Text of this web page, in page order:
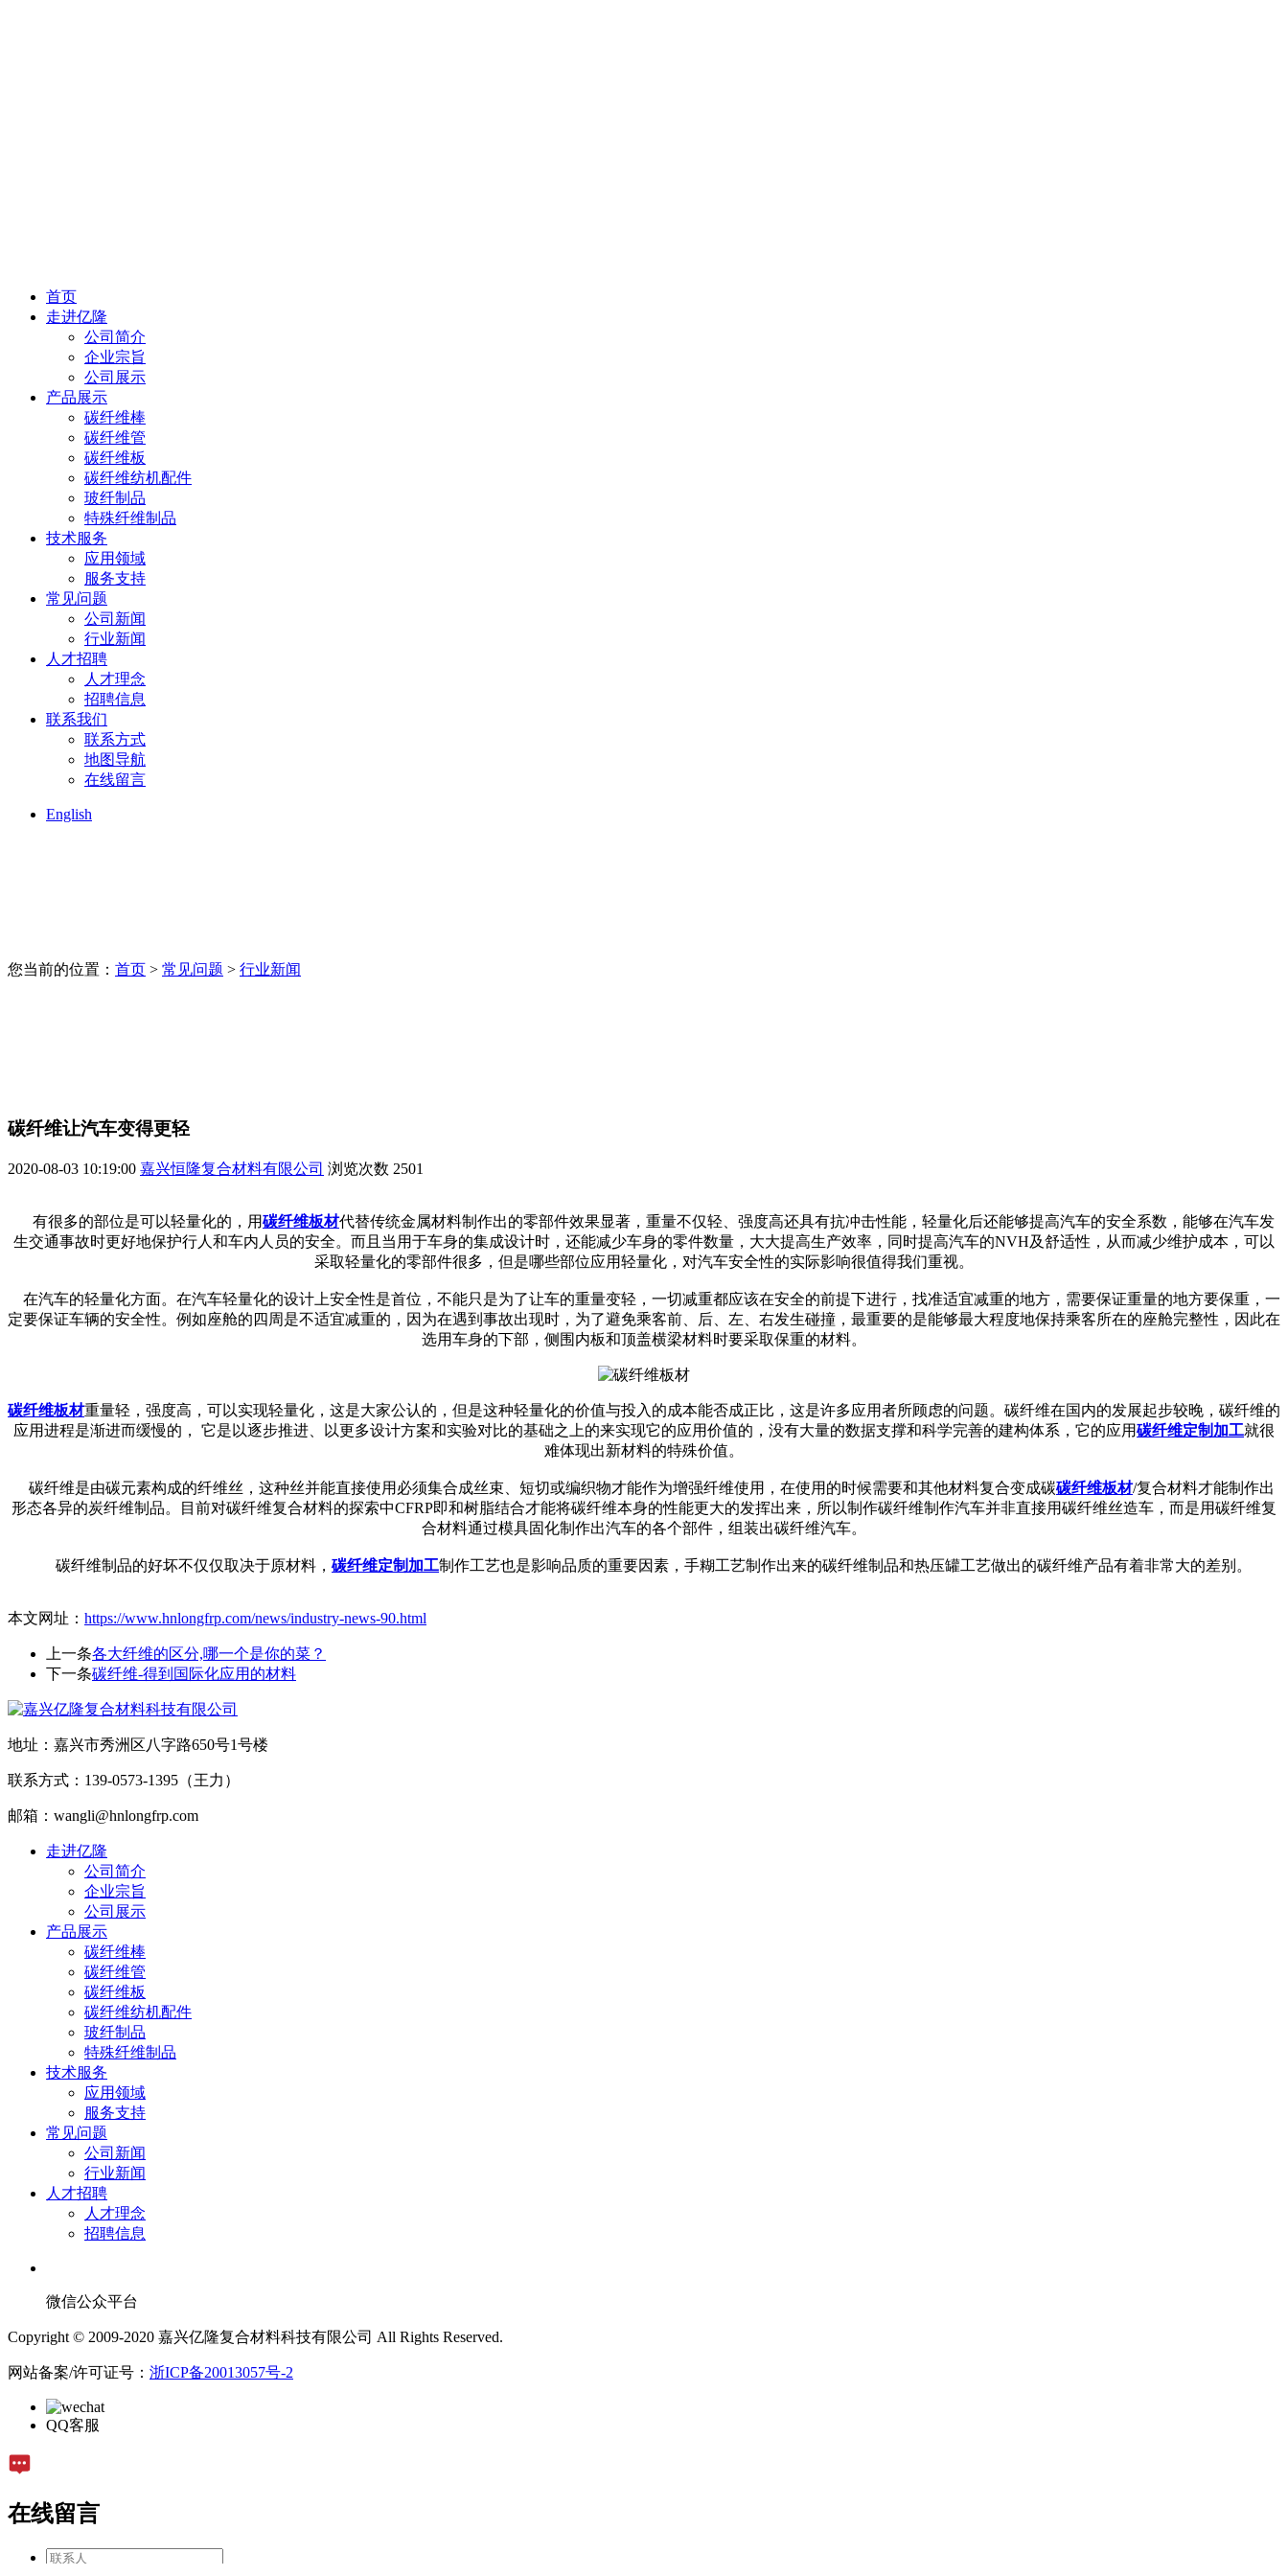
首页
走进亿隆
公司简介
企业宗旨
公司展示
产品展示
碳纤维棒
碳纤维管
碳纤维板
碳纤维纺机配件
玻纤制品
特殊纤维制品
技术服务
应用领域
服务支持
常见问题
公司新闻
行业新闻
人才招聘
人才理念
招聘信息
联系我们
联系方式
地图导航
在线留言
English
您当前的位置： 首页 > 常见问题 > 行业新闻
碳纤维让汽车变得更轻
2020-08-03 10:19:00 嘉兴恒隆复合材料有限公司 浏览次数 2501
有很多的部位是可以轻量化的，用碳纤维板材代替传统金属材料制作出的零部件效果显著，重量不仅轻、强度高还具有抗冲击性能，轻量化后还能够提高汽车的安全系数，能够在汽车发
生交通事故时更好地保护行人和车内人员的安全。而且当用于车身的集成设计时，还能减少车身的零件数量，大大提高生产效率，同时提高汽车的NVH及舒适性，从而减少维护成本，可以
采取轻量化的零部件很多，但是哪些部位应用轻量化，对汽车安全性的实际影响很值得我们重视。
在汽车的轻量化方面。在汽车轻量化的设计上安全性是首位，不能只是为了让车的重量变轻，一切减重都应该在安全的前提下进行，找准适宜减重的地方，需要保证重量的地方要保重，一
定要保证车辆的安全性。例如座舱的四周是不适宜减重的，因为在遇到事故出现时，为了避免乘客前、后、左、右发生碰撞，最重要的是能够最大程度地保持乘客所在的座舱完整性，因此在
选用车身的下部，侧围内板和顶盖横梁材料时要采取保重的材料。
碳纤维板材重量轻，强度高，可以实现轻量化，这是大家公认的，但是这种轻量化的价值与投入的成本能否成正比，这是许多应用者所顾虑的问题。碳纤维在国内的发展起步较晚，碳纤维的
应用进程是渐进而缓慢的， 它是以逐步推进、以更多设计方案和实验对比的基础之上的来实现它的应用价值的，没有大量的数据支撑和科学完善的建构体系，它的应用碳纤维定制加工就很
难体现出新材料的特殊价值。
碳纤维是由碳元素构成的纤维丝，这种丝并能直接使用必须集合成丝束、短切或编织物才能作为增强纤维使用，在使用的时候需要和其他材料复合变成碳碳纤维板材/复合材料才能制作出
形态各异的炭纤维制品。目前对碳纤维复合材料的探索中CFRP即和树脂结合才能将碳纤维本身的性能更大的发挥出来，所以制作碳纤维制作汽车并非直接用碳纤维丝造车，而是用碳纤维复
合材料通过模具固化制作出汽车的各个部件，组装出碳纤维汽车。
碳纤维制品的好坏不仅仅取决于原材料， 碳纤维定制加工制作工艺也是影响品质的重要因素，手糊工艺制作出来的碳纤维制品和热压罐工艺做出的碳纤维产品有着非常大的差别。
本文网址： https://www.hnlongfrp.com/news/industry-news-90.html
上一条各大纤维的区分,哪一个是你的菜？
下一条碳纤维-得到国际化应用的材料
地址：嘉兴市秀洲区八字路650号1号楼
联系方式：139-0573-1395（王力）
邮箱：wangli@hnlongfrp.com
走进亿隆
公司简介
企业宗旨
公司展示
产品展示
碳纤维棒
碳纤维管
碳纤维板
碳纤维纺机配件
玻纤制品
特殊纤维制品
技术服务
应用领域
服务支持
常见问题
公司新闻
行业新闻
人才招聘
人才理念
招聘信息
微信公众平台
Copyright © 2009-2020 嘉兴亿隆复合材料科技有限公司 All Rights Reserved.
网站备案/许可证号： 浙ICP备20013057号-2
QQ客服
在线留言